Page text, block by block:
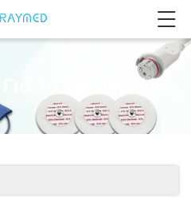
Για Τα Προϊόντα